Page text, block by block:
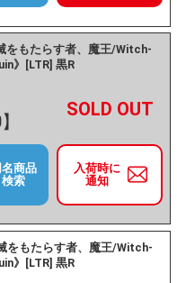
をもたらす者、魔王/Witch-
》[LTR] 黒R
－ +
入荷時に
通知
名商品
検索
をもたらす者、魔王/Witch-
》[LTR] 黒R